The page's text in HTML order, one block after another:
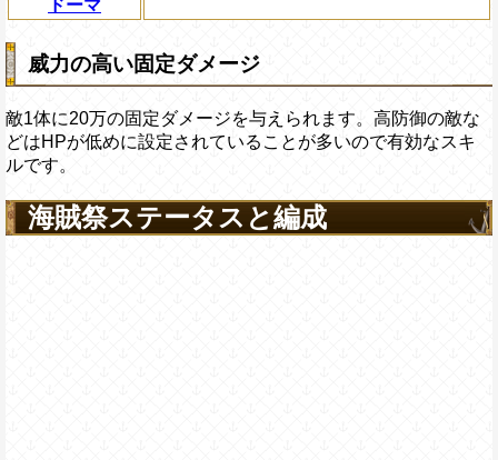
ドーマ
威力の高い固定ダメージ
敵1体に20万の固定ダメージを与えられます。高防御の敵な
どはHPが低めに設定されていることが多いので有効なスキ
ルです。
海賊祭ステータスと編成